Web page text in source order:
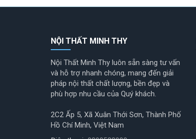
NỘI THẤT MINH THY
Nội Thất Minh Thy luôn sẵn sàng tư vấn
và hỗ trợ nhanh chóng, mang đến giải
pháp nội thất chất lượng, bền đẹp và
phù hợp nhu cầu của Quý khách.
2C2 Ấp 5, Xã Xuân Thới Sơn, Thành Phố
Hồ Chí Minh, Việt Nam